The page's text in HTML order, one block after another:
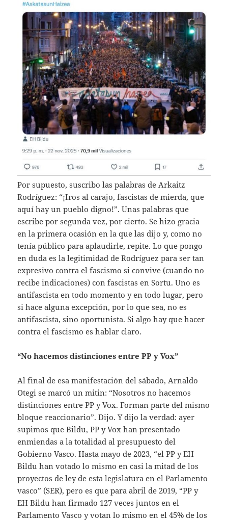
Por supuesto, suscribo las palabras de Arkaitz
Rodríguez: “¡Iros al carajo, fascistas de mierda, que
aquí hay un pueblo digno!”. Unas palabras que
escribe por segunda vez, por cierto. Se hizo gracia
en la primera ocasión en la que las dijo y, como no
tenía público para aplaudirle, repite. Lo que pongo
en duda es la legitimidad de Rodríguez para ser tan
expresivo contra el fascismo si convive (cuando no
recibe indicaciones) con fascistas en Sortu. Uno es
antifascista en todo momento y en todo lugar, pero
si hace alguna excepción, por lo que sea, no es
antifascista, sino oportunista. Si algo hay que hacer
contra el fascismo es hablar claro.
“No hacemos distinciones entre PP y Vox”
Al final de esa manifestación del sábado, Arnaldo
Otegi se marcó un mitin: “Nosotros no hacemos
distinciones entre PP y Vox. Forman parte del mismo
bloque reaccionario”. Dijo. Y dijo la verdad: ayer
supimos que Bildu, PP y Vox han presentado
enmiendas a la totalidad al presupuesto del
Gobierno Vasco. Hasta mayo de 2023, “el PP y EH
Bildu han votado lo mismo en casi la mitad de los
proyectos de ley de esta legislatura en el Parlamento
vasco” (SER), pero es que para abril de 2019, “PP y
EH Bildu han firmado 127 veces juntos en el
Parlamento Vasco y votan lo mismo en el 45% de los